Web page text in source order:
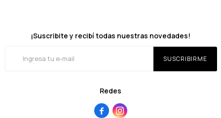
Redes
 
¡Suscribite y recibí todas nuestras novedades!
SUSCRIBIRME